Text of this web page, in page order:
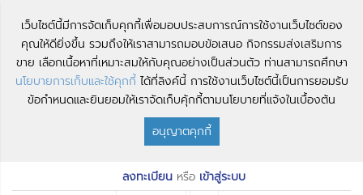
เว็บไซต์นี้มีการจัดเก็บคุกกี้เพื่อมอบประสบการณ์การใช้งานเว็บไซต์ของ
คุณให้ดียิ่งขึ้น รวมถึงให้เราสามารถมอบข้อเสนอ กิจกรรมส่งเสริมการ
ขาย เลือกเนื้อหาที่เหมาะสมให้กับคุณอย่างเป็นส่วนตัว ท่านสามารถศึกษา
นโยบายการเก็บและใช้คุกกี้ ได้ที่ลิงค์นี้ การใช้งานเว็บไซต์นี้เป็นการยอมรับ
ข้อกำหนดและยินยอมให้เราจัดเก็บคุ้กกี้ตามนโยบายที่แจ้งในเบื้องต้น
อนุญาตคุกกี้
ลงทะเบียนหรือ เข้าสู่ระบบ